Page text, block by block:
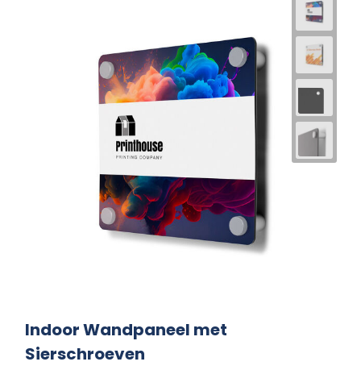
Indoor Wandpaneel met
Sierschroeven